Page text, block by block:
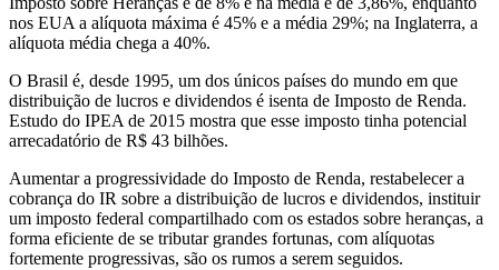
nos EUA a alíquota máxima é 45% e a média 29%; na Inglaterra, a
alíquota média chega a 40%.
O Brasil é, desde 1995, um dos únicos países do mundo em que
distribuição de lucros e dividendos é isenta de Imposto de Renda.
Estudo do IPEA de 2015 mostra que esse imposto tinha potencial
arrecadatório de R$ 43 bilhões.
Aumentar a progressividade do Imposto de Renda, restabelecer a
cobrança do IR sobre a distribuição de lucros e dividendos, instituir
um imposto federal compartilhado com os estados sobre heranças, a
forma eficiente de se tributar grandes fortunas, com alíquotas
fortemente progressivas, são os rumos a serem seguidos.